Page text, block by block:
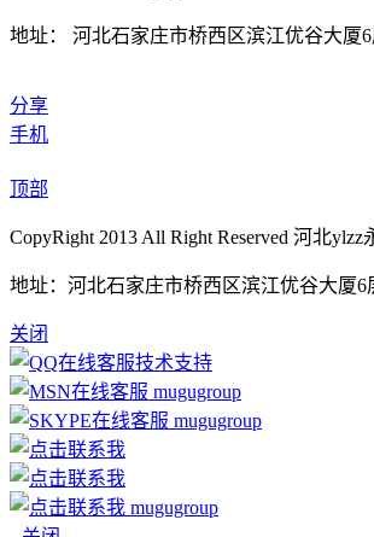
地址： 河北石家庄市桥西区滨江优谷大厦6
分享
手机
顶部
CopyRight 2013 All Right Reserved 河北
地址：河北石家庄市桥西区滨江优谷大厦6
关闭
技术支持
mugugroup
mugugroup
mugugroup